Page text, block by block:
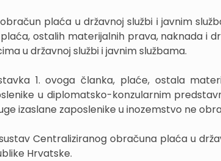
plaća u državnoj službi i javnim
ostalih materijalnih prava, naknada i
u državnoj službi i javnim službama.
1. ovoga članka, plaće, ostala
u diplomatsko-konzularnim
izaslane zaposlenike u inozemstvo ne
Centraliziranog obračuna plaća u
Hrvatske.